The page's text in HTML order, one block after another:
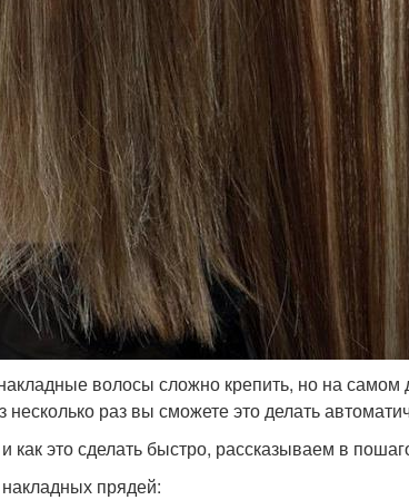
волосы сложно крепить, но на самом
раз вы сможете это делать
как это сделать быстро, рассказываем в
прядей: